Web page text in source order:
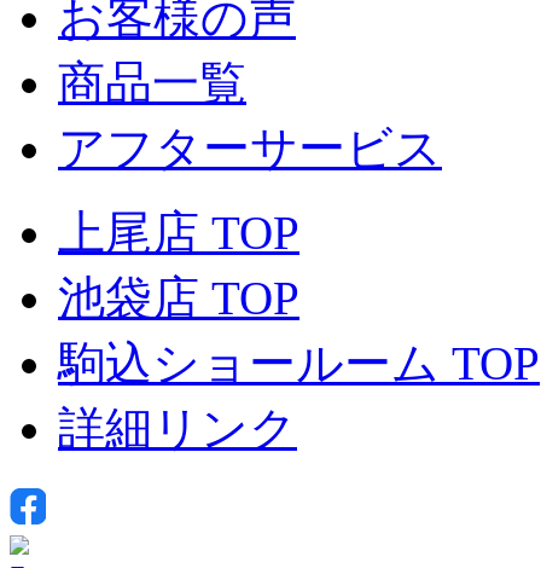
お客様の声
商品一覧
アフターサービス
上尾店 TOP
池袋店 TOP
駒込ショールーム TOP
詳細リンク